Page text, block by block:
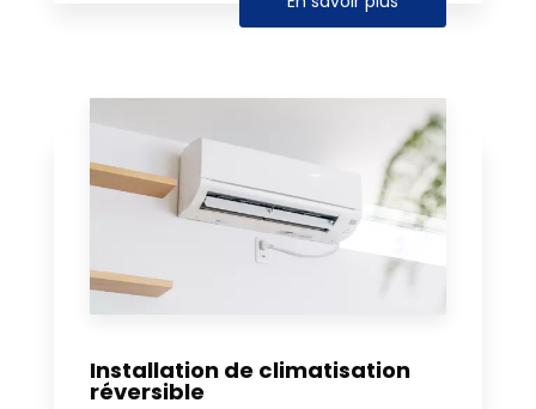
Installation de climatisation
réversible